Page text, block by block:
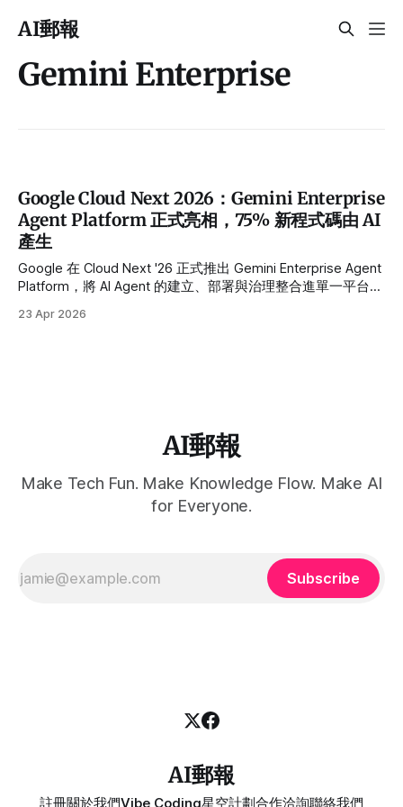
AI郵報
Gemini Enterprise
Google Cloud Next 2026：Gemini Enterprise
Agent Platform 正式亮相，75% 新程式碼由 AI
產生
Google 在 Cloud Next '26 正式推出 Gemini Enterprise Agent
Platform，將 AI Agent 的建立、部署與治理整合進單一平台。
A2A 協議 v1.0 正式穩定上線，企業 AI Agent 正從試點進入規
23 Apr 2026
AI郵報
Make Tech Fun. Make Knowledge Flow. Make AI
for Everyone.
Subscribe
AI郵報
註冊關於我們Vibe Coding星空計劃合作洽詢聯絡我們